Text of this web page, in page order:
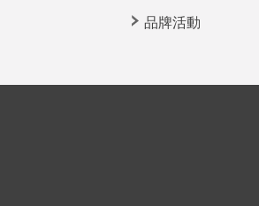
品牌活動